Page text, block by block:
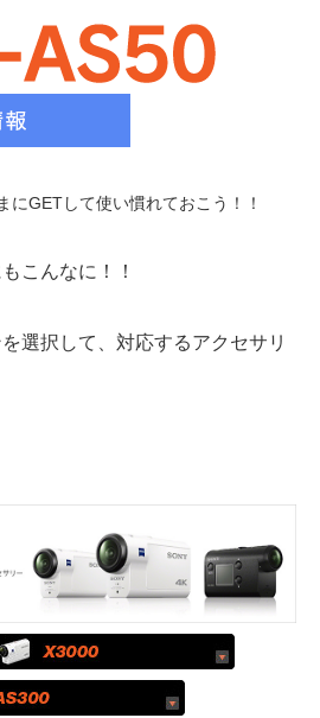
にGETして使い慣れておこう！！
こんなに！！
選択して、対応するアクセサリ